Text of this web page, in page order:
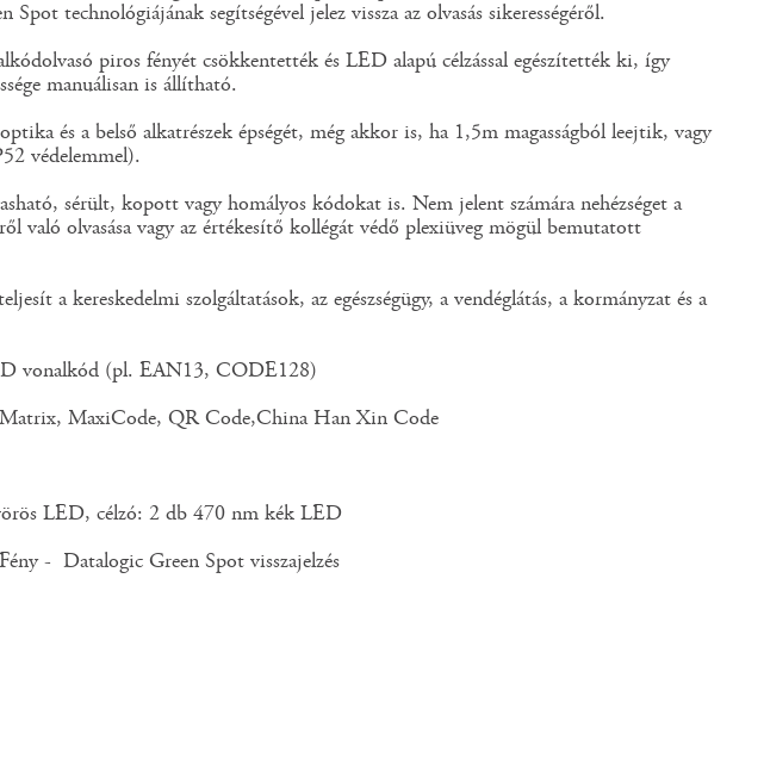
technológiájának segítségével jelez vissza az olvasás sikerességéről.
piros fényét csökkentették és LED alapú célzással egészítették ki, így
manuálisan is állítható.
és a belső alkatrészek épségét, még akkor is, ha 1,5m magasságból leejtik, vagy
védelemmel).
sérült, kopott vagy homályos kódokat is. Nem jelent számára nehézséget a
való olvasása vagy az értékesítő kollégát védő plexiüveg mögül bemutatott
a kereskedelmi szolgáltatások, az egészségügy, a vendéglátás, a kormányzat és a
vonalkód (pl. EAN13, CODE128)
MaxiCode, QR Code,China Han Xin Code
LED, célzó: 2 db 470 nm kék LED
- Datalogic Green Spot visszajelzés